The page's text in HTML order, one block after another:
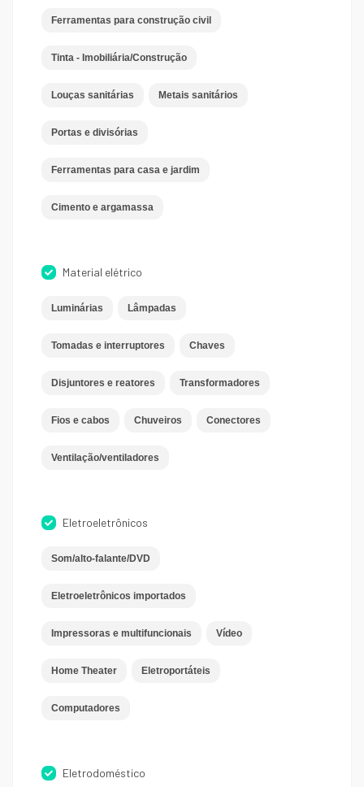
Ferramentas para construção civil
Tinta - Imobiliária/Construção
Louças sanitárias Metais sanitários
Portas e divisórias
Ferramentas para casa e jardim
Cimento e argamassa
Material elétrico
Luminárias Lâmpadas
Tomadas e interruptores Chaves
Disjuntores e reatores Transformadores
Fios e cabos Chuveiros Conectores
Ventilação/ventiladores
Eletroeletrônicos
Som/alto-falante/DVD
Eletroeletrônicos importados
Impressoras e multifuncionais Vídeo
Home Theater Eletroportáteis
Computadores
Eletrodoméstico